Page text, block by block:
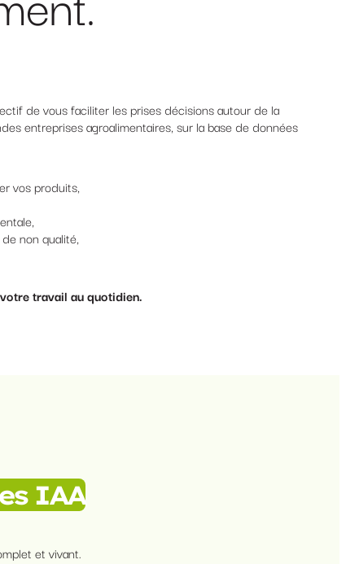
de vous faciliter les prises décisions autour de la
entreprises agroalimentaires, sur la base de données
vos produits,
non qualité,
travail au quotidien.
IAA
et vivant.